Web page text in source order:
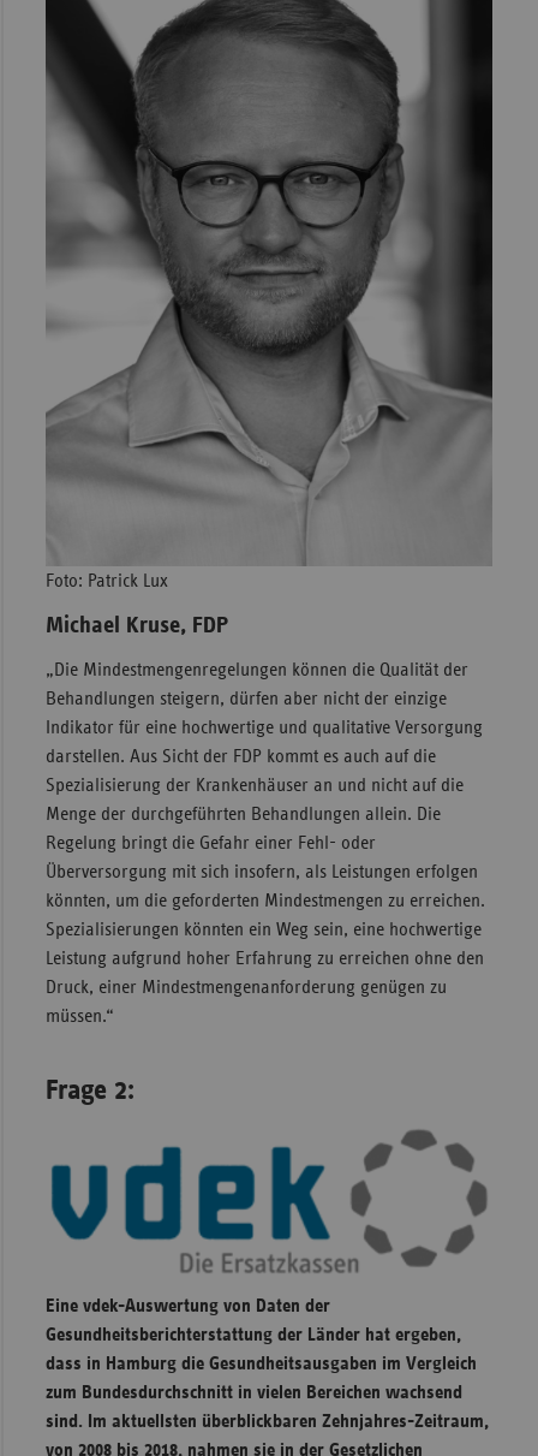
Foto: Patrick Lux
Michael Kruse, FDP
„Die Mindestmengenregelungen können die Qualität der
Behandlungen steigern, dürfen aber nicht der einzige
Indikator für eine hochwertige und qualitative Versorgung
darstellen. Aus Sicht der FDP kommt es auch auf die
Spezialisierung der Krankenhäuser an und nicht auf die
Menge der durchgeführten Behandlungen allein. Die
Regelung bringt die Gefahr einer Fehl- oder
Überversorgung mit sich insofern, als Leistungen erfolgen
könnten, um die geforderten Mindestmengen zu erreichen.
Spezialisierungen könnten ein Weg sein, eine hochwertige
Leistung aufgrund hoher Erfahrung zu erreichen ohne den
Druck, einer Mindestmengenanforderung genügen zu
müssen.“
Frage 2:
Eine vdek-Auswertung von Daten der
Gesundheitsberichterstattung der Länder hat ergeben,
dass in Hamburg die Gesundheitsausgaben im Vergleich
zum Bundesdurchschnitt in vielen Bereichen wachsend
sind. Im aktuellsten überblickbaren Zehnjahres-Zeitraum,
von 2008 bis 2018, nahmen sie in der Gesetzlichen